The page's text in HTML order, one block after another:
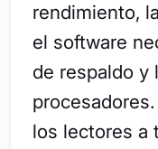
rendimiento,
el software
de respaldo y
los lectores a